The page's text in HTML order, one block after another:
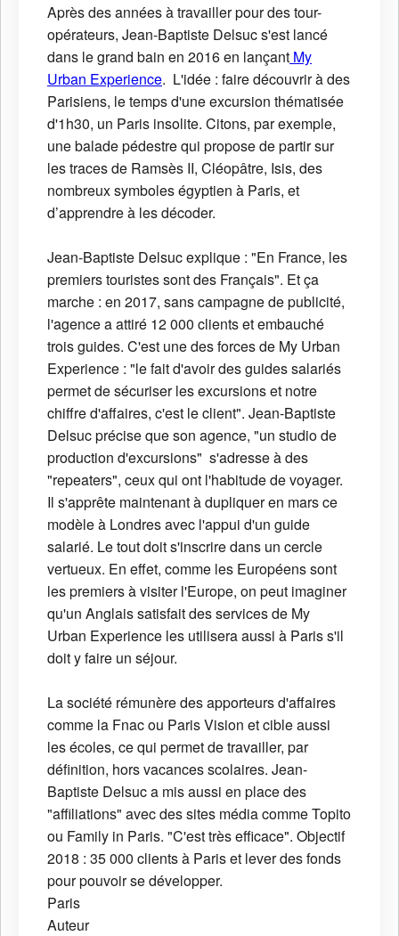
Après des années à travailler pour des tour-
opérateurs, Jean-Baptiste Delsuc s'est lancé
dans le grand bain en 2016 en lançant My
Urban Experience. L'idée : faire découvrir à des
Parisiens, le temps d'une excursion thématisée
d'1h30, un Paris insolite. Citons, par exemple,
une balade pédestre qui propose de partir sur
les traces de Ramsès II, Cléopâtre, Isis, des
nombreux symboles égyptien à Paris, et
d’apprendre à les décoder.
Jean-Baptiste Delsuc explique : "En France, les
premiers touristes sont des Français". Et ça
marche : en 2017, sans campagne de publicité,
l'agence a attiré 12 000 clients et embauché
trois guides. C'est une des forces de My Urban
Experience : "le fait d'avoir des guides salariés
permet de sécuriser les excursions et notre
chiffre d'affaires, c'est le client". Jean-Baptiste
Delsuc précise que son agence, "un studio de
production d'excursions" s'adresse à des
"repeaters", ceux qui ont l'habitude de voyager.
Il s'apprête maintenant à dupliquer en mars ce
modèle à Londres avec l'appui d'un guide
salarié. Le tout doit s'inscrire dans un cercle
vertueux. En effet, comme les Européens sont
les premiers à visiter l'Europe, on peut imaginer
qu'un Anglais satisfait des services de My
Urban Experience les utilisera aussi à Paris s'il
doit y faire un séjour.
La société rémunère des apporteurs d'affaires
comme la Fnac ou Paris Vision et cible aussi
les écoles, ce qui permet de travailler, par
définition, hors vacances scolaires. Jean-
Baptiste Delsuc a mis aussi en place des
"affiliations" avec des sites média comme Topito
ou Family in Paris. "C'est très efficace". Objectif
2018 : 35 000 clients à Paris et lever des fonds
pour pouvoir se développer.
Paris
Auteur